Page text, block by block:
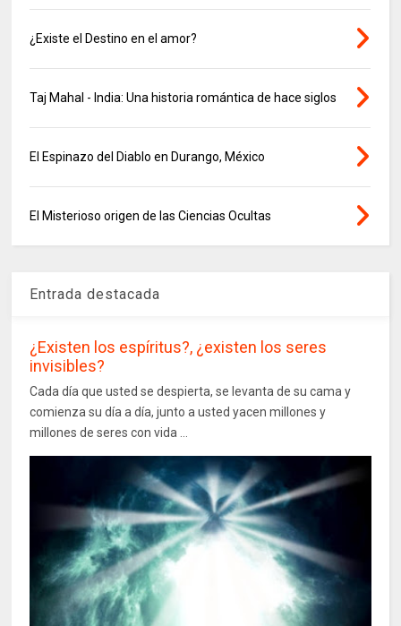
¿Existe el Destino en el amor?
Taj Mahal - India: Una historia romántica de hace siglos
El Espinazo del Diablo en Durango, México
El Misterioso origen de las Ciencias Ocultas
Entrada destacada
¿Existen los espíritus?, ¿existen los seres
invisibles?
Cada día que usted se despierta, se levanta de su cama y
comienza su día a día, junto a usted yacen millones y
millones de seres con vida ...